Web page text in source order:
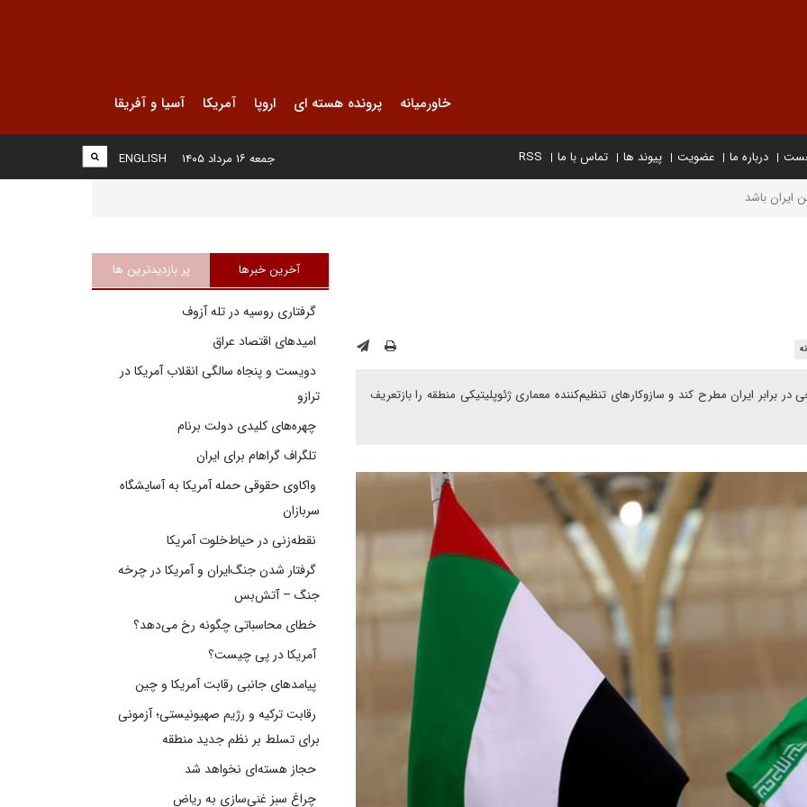
خاورمیانه پرونده هسته ای اروپا آمریکا آسیا و آفریقا
درباره ما عضویت پیوند ها تماس با ما RSS
ENGLISH جمعه ۱۶ مرداد ۱۴۰۵
ایران باشد
برابر ایران مطرح کند و سازوکارهای تنظیم‌کننده معماری ژئوپلیتیکی منطقه را بازتعریف
آخرین خبرها پر بازدیدترین ها
گرفتاری روسیه در تله آزوف
امیدهای اقتصاد عراق
دویست و پنجاه سالگی انقلاب آمریکا در
ترازو
چهره‌های کلیدی دولت برنام
تلگراف گراهام برای ایران
واکاوی حقوقی حمله آمریکا به آسایشگاه
سربازان
نقطه‌زنی در حیاط‌خلوت آمریکا
گرفتار شدن جنگ‌ایران و آمریکا در چرخه
جنگ – آتش‌بس
خطای محاسباتی چگونه رخ می‌دهد؟
آمریکا در پی چیست؟
پیامدهای جانبی رقابت آمریکا و چین
رقابت ترکیه و رژیم صهیونیستی؛ آزمونی
برای تسلط بر نظم جدید منطقه
حجاز هسته‌ای نخواهد شد
چراغ سبز غنی‌سازی به ریاض